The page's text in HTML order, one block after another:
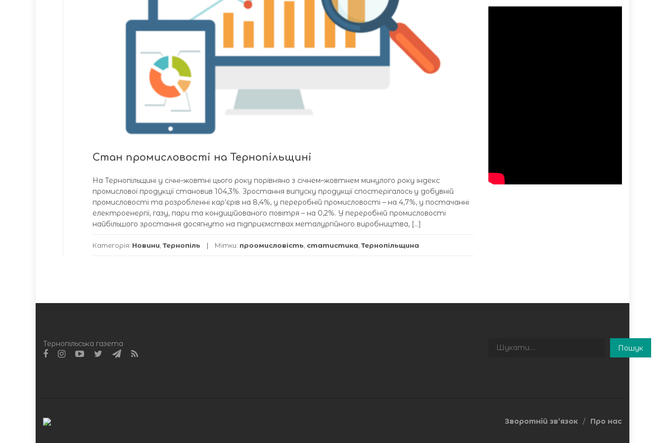
Стан промисловості на Тернопільщині
На Тернопільщині у січні–жовтні цього року порівняно з січнем–жовтнем минулого року індекс
промислової продукції становив 104,3%. Зростання випуску продукції спостерігалось у добувній
промисловості та розробленні кар’єрів на 8,4%, у переробній промисловості – на 4,7%, у постачанні
електроенергії, газу, пари та кондиційованого повітря – на 0,2%. У переробній промисловості
найбільшого зростання досягнуто на підприємствах металургійного виробництва, […]
Категорія: Новини, Тернопіль Мітки: проомисловість, статистика, Тернопільщина
Тернопільська газета Пошук
Пошук
Зворотній зв’язок Про нас